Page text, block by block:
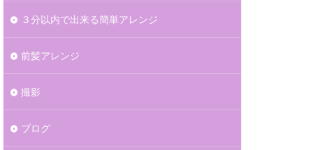
３分以内で出来る簡単アレンジ
前髪アレンジ
撮影
ブログ